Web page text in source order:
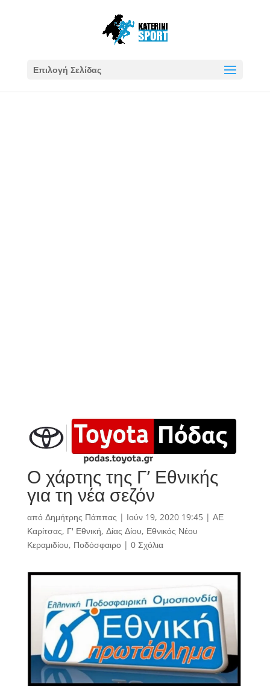
Επιλογή Σελίδας
Ο χάρτης της Γ’ Εθνικής
για τη νέα σεζόν
από Δημήτρης Πάππας | Ιούν 19, 2020 19:45| ΑΕ
Καρίτσας, Γ' Εθνική, Δίας Δίου, Εθνικός Νέου
Κεραμιδίου, Ποδόσφαιρο| 0 Σχόλια